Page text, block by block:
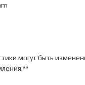
могут быть